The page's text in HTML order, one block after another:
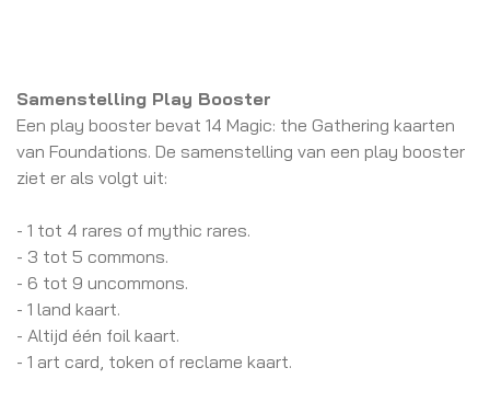
Samenstelling Play Booster
Een play booster bevat 14 Magic: the Gathering kaarten
van Foundations. De samenstelling van een play booster
ziet er als volgt uit:
- 1 tot 4 rares of mythic rares.
- 3 tot 5 commons.
- 6 tot 9 uncommons.
- 1 land kaart.
- Altijd één foil kaart.
- 1 art card, token of reclame kaart.